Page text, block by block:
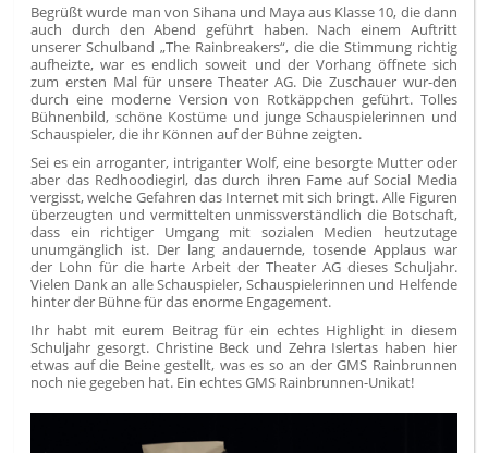
Begrüßt wurde man von Sihana und Maya aus Klasse 10, die dann
auch durch den Abend geführt haben. Nach einem Auftritt
unserer Schulband „The Rainbreakers“, die die Stimmung richtig
aufheizte, war es endlich soweit und der Vorhang öffnete sich
zum ersten Mal für unsere Theater AG. Die Zuschauer wur-den
durch eine moderne Version von Rotkäppchen geführt. Tolles
Bühnenbild, schöne Kostüme und junge Schauspielerinnen und
Schauspieler, die ihr Können auf der Bühne zeigten.
Sei es ein arroganter, intriganter Wolf, eine besorgte Mutter oder
aber das Redhoodiegirl, das durch ihren Fame auf Social Media
vergisst, welche Gefahren das Internet mit sich bringt. Alle Figuren
überzeugten und vermittelten unmissverständlich die Botschaft,
dass ein richtiger Umgang mit sozialen Medien heutzutage
unumgänglich ist. Der lang andauernde, tosende Applaus war
der Lohn für die harte Arbeit der Theater AG dieses Schuljahr.
Vielen Dank an alle Schauspieler, Schauspielerinnen und Helfende
hinter der Bühne für das enorme Engagement.
Ihr habt mit eurem Beitrag für ein echtes Highlight in diesem
Schuljahr gesorgt. Christine Beck und Zehra Islertas haben hier
etwas auf die Beine gestellt, was es so an der GMS Rainbrunnen
noch nie gegeben hat. Ein echtes GMS Rainbrunnen-Unikat!